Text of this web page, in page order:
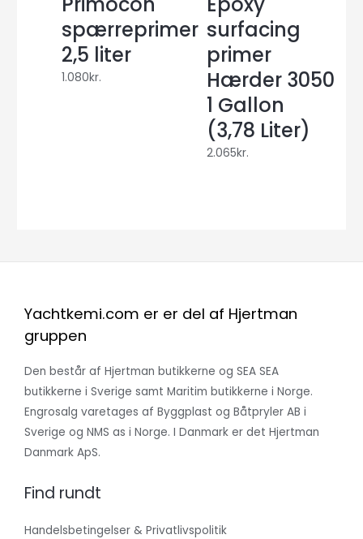
spærreprimer
2,5 liter
1.080kr.
surfacing
primer
Hærder 3050
1 Gallon
(3,78 Liter)
2.065kr.
Yachtkemi.com er er del af Hjertman
gruppen
Den består af Hjertman butikkerne og SEA SEA
butikkerne i Sverige samt Maritim butikkerne i Norge.
Engrosalg varetages af Byggplast og Båtpryler AB i
Sverige og NMS as i Norge. I Danmark er det Hjertman
Danmark ApS.
Find rundt
Handelsbetingelser & Privatlivspolitik